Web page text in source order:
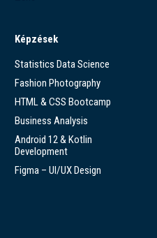
Képzések
Statistics Data Science
Fashion Photography
HTML & CSS Bootcamp
Business Analysis
Android 12 & Kotlin
Development
Figma – UI/UX Design